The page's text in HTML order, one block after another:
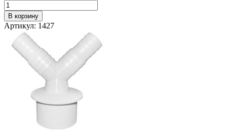
В корзину
Артикул: 1427